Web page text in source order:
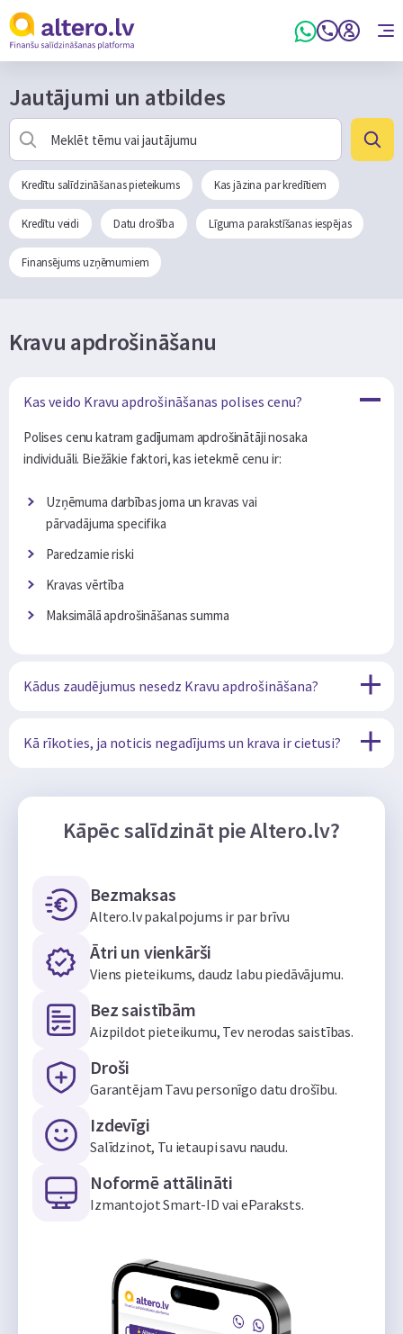
Jautājumi un atbildes
Kredītu salīdzināšanas pieteikums Kas jāzina par kredītiem
Kredītu veidi Datu drošība Līguma parakstīšanas iespējas
Finansējums uzņēmumiem
Kravu apdrošināšanu
Kas veido Kravu apdrošināšanas polises cenu?
Polises cenu katram gadījumam apdrošinātāji nosaka
individuāli. Biežākie faktori, kas ietekmē cenu ir:
Uzņēmuma darbības joma un kravas vai
pārvadājuma specifika
Paredzamie riski
Kravas vērtība
Maksimālā apdrošināšanas summa
Kādus zaudējumus nesedz Kravu apdrošināšana?
Kā rīkoties, ja noticis negadījums un krava ir cietusi?
Kāpēc salīdzināt pie Altero.lv?
Bezmaksas
Altero.lv pakalpojums ir par brīvu
Ātri un vienkārši
Viens pieteikums, daudz labu piedāvājumu.
Bez saistībām
Aizpildot pieteikumu, Tev nerodas saistības.
Droši
Garantējam Tavu personīgo datu drošību.
Izdevīgi
Salīdzinot, Tu ietaupi savu naudu.
Noformē attālināti
Izmantojot Smart-ID vai eParaksts.